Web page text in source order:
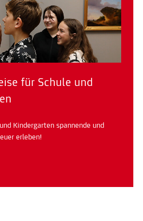
für Schule und
Kindergarten spannende und
erleben!